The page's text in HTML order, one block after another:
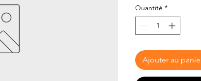
Quantité *
Ajouter au